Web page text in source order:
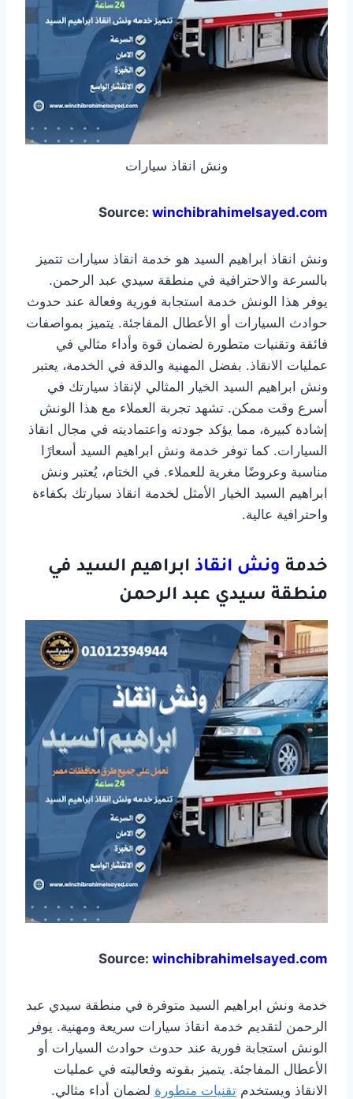
ونش انقاذ سيارات
Source: winchibrahimelsayed.com
ونش انقاذ ابراهيم السيد هو خدمة انقاذ سيارات تتميز
بالسرعة والاحترافية في منطقة سيدي عبد الرحمن.
يوفر هذا الونش خدمة استجابة فورية وفعالة عند حدوث
حوادث السيارات أو الأعطال المفاجئة. يتميز بمواصفات
فائقة وتقنيات متطورة لضمان قوة وأداء مثالي في
عمليات الانقاذ. بفضل المهنية والدقة في الخدمة، يعتبر
ونش ابراهيم السيد الخيار المثالي لإنقاذ سيارتك في
أسرع وقت ممكن. تشهد تجربة العملاء مع هذا الونش
إشادة كبيرة، مما يؤكد جودته واعتماديته في مجال انقاذ
السيارات. كما توفر خدمة ونش ابراهيم السيد أسعارًا
مناسبة وعروضًا مغرية للعملاء. في الختام، يُعتبر ونش
ابراهيم السيد الخيار الأمثل لخدمة انقاذ سيارتك بكفاءة
واحترافية عالية.
خدمة ونش انقاذ ابراهيم السيد في
منطقة سيدي عبد الرحمن
Source: winchibrahimelsayed.com
خدمة ونش ابراهيم السيد متوفرة في منطقة سيدي عبد
الرحمن لتقديم خدمة انقاذ سيارات سريعة ومهنية. يوفر
الونش استجابة فورية عند حدوث حوادث السيارات أو
الأعطال المفاجئة. يتميز بقوته وفعاليته في عمليات
الانقاذ ويستخدم تقنيات متطورة لضمان أداء مثالي.